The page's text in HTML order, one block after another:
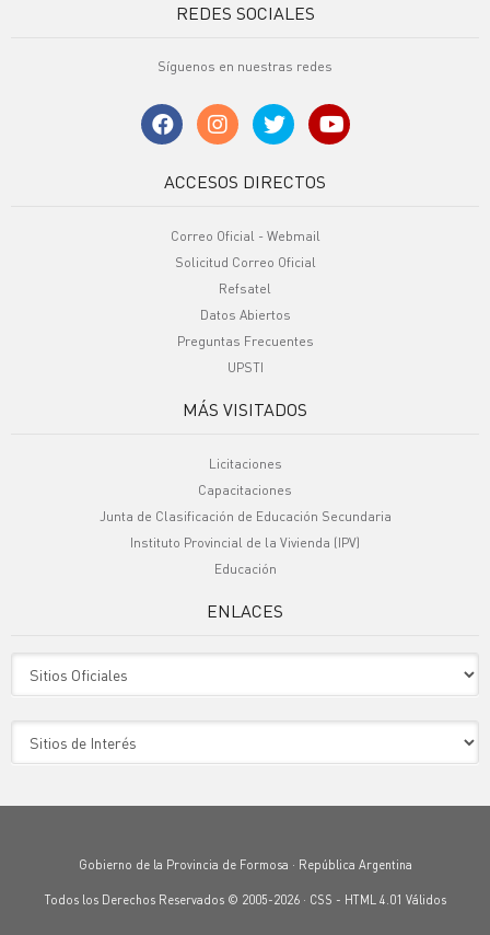
REDES SOCIALES
Síguenos en nuestras redes
ACCESOS DIRECTOS
Correo Oficial - Webmail
Solicitud Correo Oficial
Refsatel
Datos Abiertos
Preguntas Frecuentes
UPSTI
MÁS VISITADOS
Licitaciones
Capacitaciones
Junta de Clasificación de Educación Secundaria
Instituto Provincial de la Vivienda (IPV)
Educación
ENLACES
Gobierno de la Provincia de Formosa · República Argentina
Todos los Derechos Reservados © 2005-2026 · CSS - HTML 4.01 Válidos